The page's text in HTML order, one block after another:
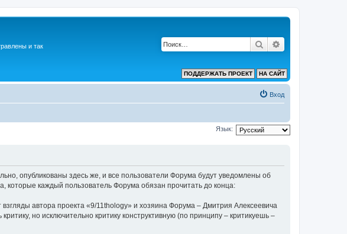
и так
Поиск
НА САЙТ
ПОДДЕРЖАТЬ ПРОЕКТ
Вход
Язык:
опубликованы здесь же, и все пользователи Форума будут уведомлены об
каждый пользователь Форума обязан прочитать до конца:
автора проекта «9/11thology» и хозяина Форума – Дмитрия Алексеевича
но исключительно критику конструктивную (по принципу – критикуешь –